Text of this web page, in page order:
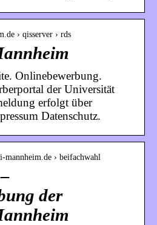
› qisserver › rds
Onlinebewerbung.
der Universität
erfolgt über
Datenschutz.
› beifachwahl
der